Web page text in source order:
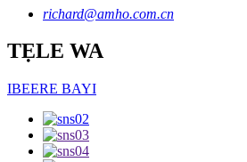
richard@amho.com.cn
TẸLE WA
IBEERE BAYI